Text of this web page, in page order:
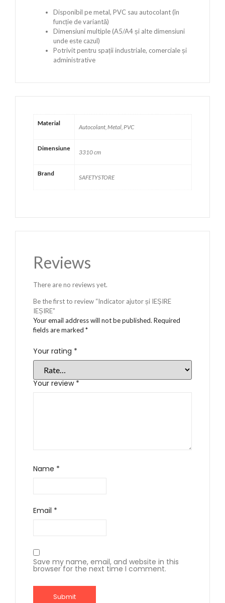
Disponibil pe metal, PVC sau autocolant (în
funcție de variantă)
Dimensiuni multiple (A5/A4 și alte dimensiuni
unde este cazul)
Potrivit pentru spații industriale, comerciale și
administrative
Material
Autocolant, Metal, PVC
Dimensiune
3310 cm
Brand
SAFETYSTORE
Reviews
There are no reviews yet.
Be the first to review “Indicator ajutor și IEȘIRE
IEȘIRE”
Your email address will not be published. Required
fields are marked *
Your rating *
Your review *
Name *
Email *
Save my name, email, and website in this
browser for the next time I comment.